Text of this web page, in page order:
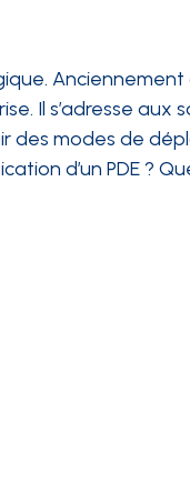
Il s’adresse
des modes de
d’un PDE ?